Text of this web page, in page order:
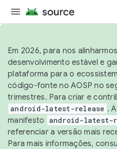
Em 2026, para nos
desenvolvimento estável e
plataforma para o
código-fonte no AOSP no
trimestres. Para criar e
android-latest-release .
manifesto
android-latest-
referenciar a versão mais
Para mais informações,